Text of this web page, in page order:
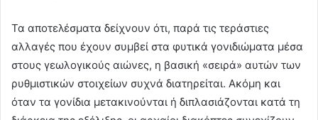
Τα αποτελέσματα δείχνουν ότι, παρά τις τεράστιες
αλλαγές που έχουν συμβεί στα φυτικά γονιδιώματα μέσα
στους γεωλογικούς αιώνες, η βασική «σειρά» αυτών των
ρυθμιστικών στοιχείων συχνά διατηρείται. Ακόμη και
όταν τα γονίδια μετακινούνται ή διπλασιάζονται κατά τη